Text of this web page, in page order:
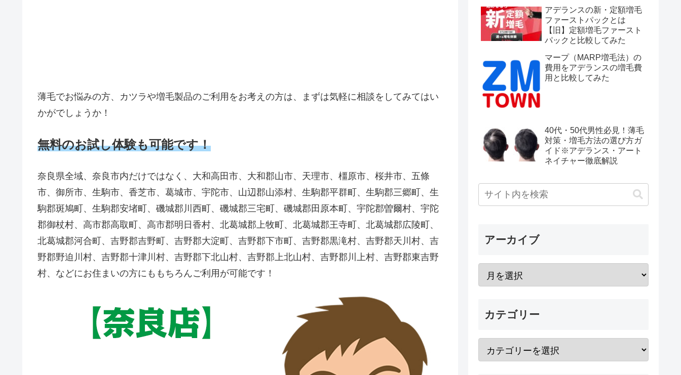
薄毛でお悩みの方、カツラや増毛製品のご利用をお考えの方は、まずは気軽に相談をしてみてはい
かがでしょうか！
無料のお試し体験も可能です！
奈良県全域、奈良市内だけではなく、大和高田市、大和郡山市、天理市、橿原市、桜井市、五條
市、御所市、生駒市、香芝市、葛城市、宇陀市、山辺郡山添村、生駒郡平群町、生駒郡三郷町、生
駒郡斑鳩町、生駒郡安堵町、磯城郡川西町、磯城郡三宅町、磯城郡田原本町、宇陀郡曽爾村、宇陀
郡御杖村、高市郡高取町、高市郡明日香村、北葛城郡上牧町、北葛城郡王寺町、北葛城郡広陵町、
北葛城郡河合町、吉野郡吉野町、吉野郡大淀町、吉野郡下市町、吉野郡黒滝村、吉野郡天川村、吉
野郡野迫川村、吉野郡十津川村、吉野郡下北山村、吉野郡上北山村、吉野郡川上村、吉野郡東吉野
村、などにお住まいの方にももちろんご利用が可能です！
アデランスの新・定額増毛
ファーストパックとは
【旧】定額増毛ファースト
パックと比較してみた
マープ（MARP増毛法）の
費用をアデランスの増毛費
用と比較してみた
40代・50代男性必見！薄毛
対策・増毛方法の選び方ガ
イド※アデランス・アート
ネイチャー徹底解説
アーカイブ
カテゴリー